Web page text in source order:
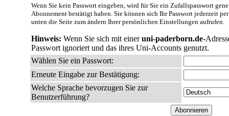
Wenn Sie kein Passwort eingeben, wird für Sie ein Zufallspasswort
Abonnement bestätigt haben. Sie können sich Ihr Passwort jederzeit
unten die Seite zum ändern Ihrer persönlichen Einstellungen aufrufen.
Hinweis: Wenn Sie sich mit eineruni-paderborn.de-
Passwort ignoriert und das ihres Uni-Accounts genutzt.
Wählen Sie ein Passwort:
Erneute Eingabe zur Bestätigung:
Welche Sprache bevorzugen Sie zur
Benutzerführung?